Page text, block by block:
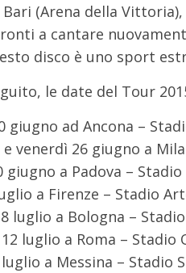
(Arena della
a cantare
disco è uno sport
le date del Tour
giugno ad Ancona –
e venerdì 26 giugno a
giugno a Padova – Stadio
a Firenze – Stadio
luglio a Bologna – Stadio
luglio a Roma – Stadio
a Messina – Stadio